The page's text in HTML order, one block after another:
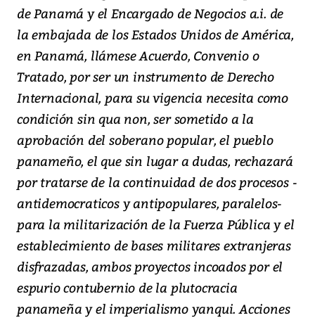
de Panamá y el Encargado de Negocios a.i. de
la embajada de los Estados Unidos de América,
en Panamá, llámese Acuerdo, Convenio o
Tratado, por ser un instrumento de Derecho
Internacional, para su vigencia necesita como
condición sin qua non, ser sometido a la
aprobación del soberano popular, el pueblo
panameño, el que sin lugar a dudas, rechazará
por tratarse de la continuidad de dos procesos -
antidemocraticos y antipopulares, paralelos-
para la militarización de la Fuerza Pública y el
establecimiento de bases militares extranjeras
disfrazadas, ambos proyectos incoados por el
espurio contubernio de la plutocracia
panameña y el imperialismo yanqui. Acciones